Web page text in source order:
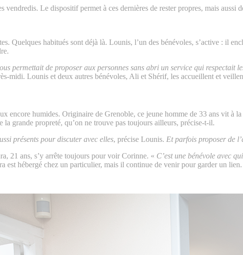
Le dispositif permet à ces dernières de rester propres, mais aussi
Quelques habitués sont déjà là. Lounis, l’un des bénévoles, s’active : il
permettait de proposer aux personnes sans abri un service qui respectait
midi. Lounis et deux autres bénévoles, Ali et Shérif, les accueillent et
encore humides. Originaire de Grenoble, ce jeune homme de 33 ans vit à
grande propreté, qu’on ne trouve pas toujours ailleurs, précise-t-il.
présents pour discuter avec elles, précise Lounis. Et parfois proposer de
21 ans, s’y arrête toujours pour voir Corinne. « C’est une bénévole avec
hébergé chez un particulier, mais il continue de venir pour garder un lien.